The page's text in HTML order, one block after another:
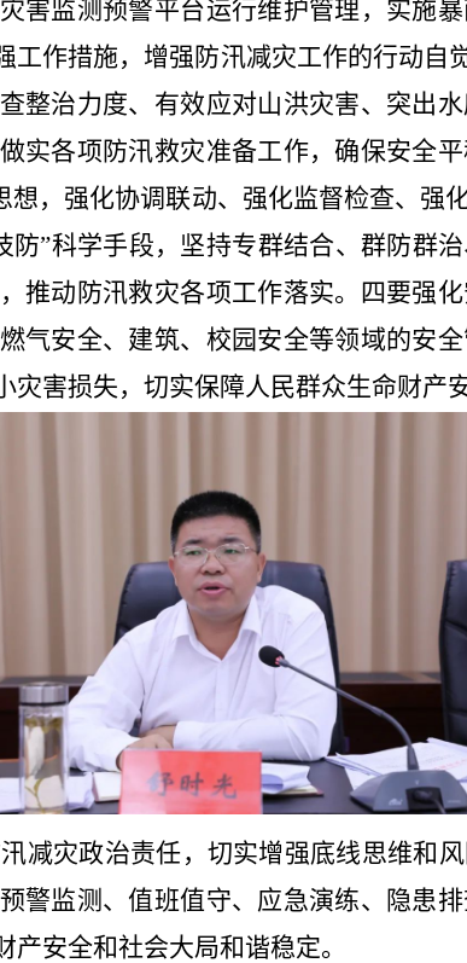
害监测预警平台运行维护管理，实施
作措施，增强防汛减灾工作的行动自
整治力度、有效应对山洪灾害、突出
实各项防汛救灾准备工作，确保安全
想，强化协调联动、强化监督检查、强
”科学手段，坚持专群结合、群防群
推动防汛救灾各项工作落实。四要强
气安全、建筑、校园安全等领域的安
害损失，切实保障人民群众生命财产安
减灾政治责任，切实增强底线思维和
警监测、值班值守、应急演练、隐患
安全和社会大局和谐稳定。